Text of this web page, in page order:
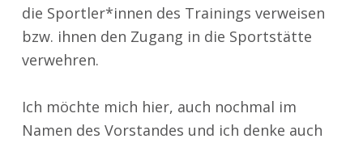
die Sportler*innen des Trainings verweisen
bzw. ihnen den Zugang in die Sportstätte
verwehren.
Ich möchte mich hier, auch nochmal im
Namen des Vorstandes und ich denke auch